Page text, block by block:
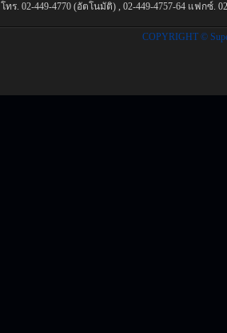
โทร. 02-449-4770 (อัตโนมัติ) , 02-449-4757-64 แฟกซ์.
COPYRIGHT ©